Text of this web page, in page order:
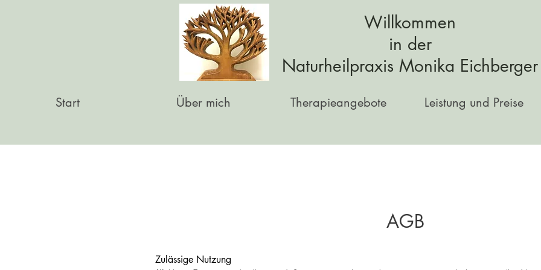
Willkommen
in der
Naturheilpraxis Monika Eichberger
Start Über mich Therapieangebote Leistung und Preise
AGB
Zulässige Nutzung